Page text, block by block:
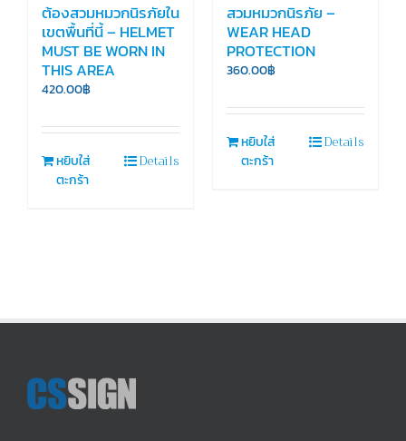
ต้องสวมหมวกนิรภัยใน
เขตพื้นที่นี้ – HELMET
MUST BE WORN IN
THIS AREA
420.00฿
หยิบใส่
ตะกร้า
Details
สวมหมวกนิรภัย –
WEAR HEAD
PROTECTION
360.00฿
หยิบใส่
ตะกร้า
Details